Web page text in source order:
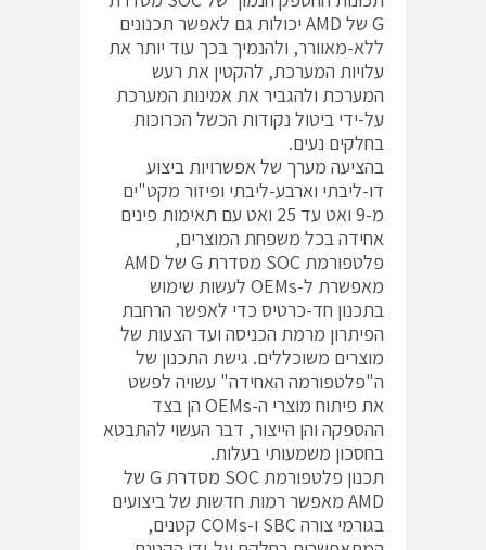
G של AMD יכולות גם לאפשר תכנונים
ללא-מאוורר, ולהנמיך בכך עוד יותר את
עלויות המערכת, להקטין את רעש
המערכת ולהגביר את אמינות המערכת
על-ידי ביטול נקודות הכשל הכרוכות
בחלקים נעים.
בהציעה מערך של אפשרויות ביצוע
דו-ליבתי וארבע-ליבתי ופיזור מקט"ים
מ-9 ואט עד 25 ואט עם תאימות פינים
אחידה בכל משפחת המוצרים,
פלטפורמת SOC מסדרת G של AMD
מאפשרת ל-OEMs לעשות שימוש
בתכנון חד-כרטיס כדי לאפשר הרחבת
הפיתרון מרמת הכניסה ועד הצעות של
מוצרים משוכללים. גישת התכנון של
ה"פלטפורמה האחידה" עשויה לפשט
את פיתוח מוצרי ה-OEMs הן בצד
ההספקה והן הייצור, דבר העשוי להתבטא
בחסכון משמעותי בעלות.
תכנון פלטפורמת SOC מסדרת G של
AMD מאפשר רמות חדשות של ביצועים
בגורמי צורה SBC ו-COMs קטנים,